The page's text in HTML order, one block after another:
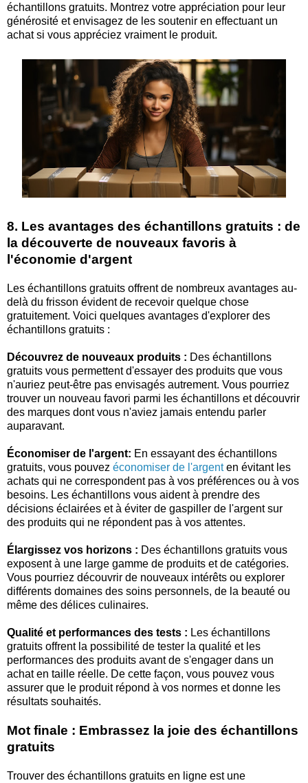
échantillons gratuits. Montrez votre appréciation pour leur
générosité et envisagez de les soutenir en effectuant un
achat si vous appréciez vraiment le produit.
8. Les avantages des échantillons gratuits : de
la découverte de nouveaux favoris à
l'économie d'argent
Les échantillons gratuits offrent de nombreux avantages au-
delà du frisson évident de recevoir quelque chose
gratuitement. Voici quelques avantages d'explorer des
échantillons gratuits :
Découvrez de nouveaux produits : Des échantillons
gratuits vous permettent d'essayer des produits que vous
n'auriez peut-être pas envisagés autrement. Vous pourriez
trouver un nouveau favori parmi les échantillons et découvrir
des marques dont vous n'aviez jamais entendu parler
auparavant.
Économiser de l'argent: En essayant des échantillons
gratuits, vous pouvez économiser de l'argenten évitant les
achats qui ne correspondent pas à vos préférences ou à vos
besoins. Les échantillons vous aident à prendre des
décisions éclairées et à éviter de gaspiller de l'argent sur
des produits qui ne répondent pas à vos attentes.
Élargissez vos horizons : Des échantillons gratuits vous
exposent à une large gamme de produits et de catégories.
Vous pourriez découvrir de nouveaux intérêts ou explorer
différents domaines des soins personnels, de la beauté ou
même des délices culinaires.
Qualité et performances des tests : Les échantillons
gratuits offrent la possibilité de tester la qualité et les
performances des produits avant de s'engager dans un
achat en taille réelle. De cette façon, vous pouvez vous
assurer que le produit répond à vos normes et donne les
résultats souhaités.
Mot finale : Embrassez la joie des échantillons
gratuits
Trouver des échantillons gratuits en ligne est une